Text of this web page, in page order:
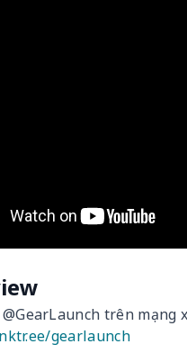
trên
gearlaunch